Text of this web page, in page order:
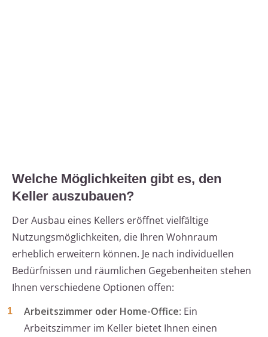
Welche Möglichkeiten gibt es, den
Keller auszubauen?
Der Ausbau eines Kellers eröffnet vielfältige
Nutzungsmöglichkeiten, die Ihren Wohnraum
erheblich erweitern können. Je nach individuellen
Bedürfnissen und räumlichen Gegebenheiten stehen
Ihnen verschiedene Optionen offen:
Arbeitszimmer oder Home-Office: Ein
Arbeitszimmer im Keller bietet Ihnen einen